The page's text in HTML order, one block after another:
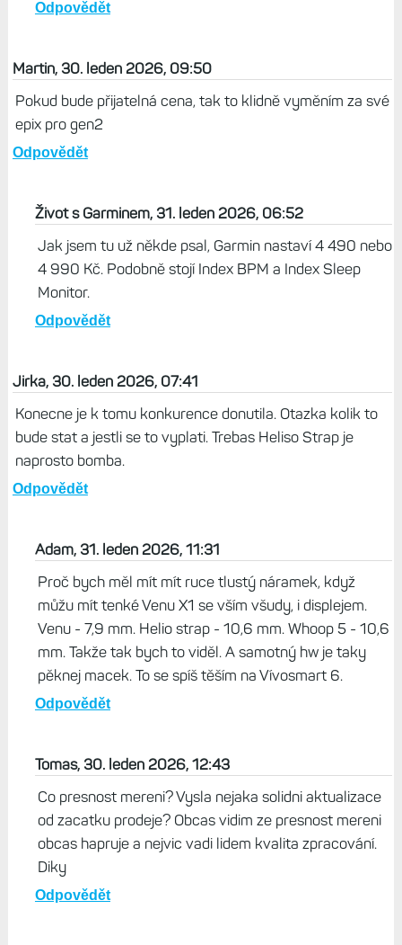
kde bych aspoň viděl tepovku, stres a notifikace.
zase moc ženské a mají jen EV3.
Tomas, 30. leden 2026, 21:36
to meri i lepe a pak klasicky hodinky na ruku a nazdar
Martin, 30. leden 2026, 09:50
Pokud bude přijatelná cena, tak to klidně vyměním za své
Odpovědět
Život s Garminem, 31. leden 2026, 06:52
Jak jsem tu už někde psal, Garmin nastaví 4 490 nebo
4 990 Kč. Podobně stojí Index BPM a Index Sleep
Odpovědět
Jirka, 30. leden 2026, 07:41
Konecne je k tomu konkurence donutila. Otazka kolik to
bude stat a jestli se to vyplati. Trebas Heliso Strap je
naprosto bomba.
Odpovědět
Adam, 31. leden 2026, 11:31
Proč bych měl mít mít ruce tlustý náramek, když
můžu mít tenké Venu X1 se vším všudy, i displejem.
Venu - 7,9 mm. Helio strap - 10,6 mm. Whoop 5 - 10,6
mm. Takže tak bych to viděl. A samotný hw je taky
pěknej macek. To se spíš těším na Vívosmart 6.